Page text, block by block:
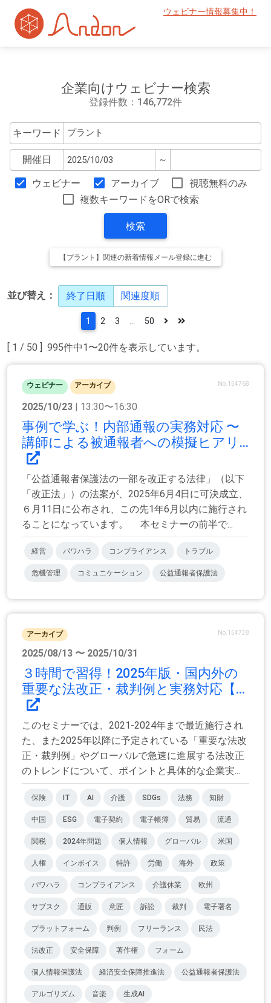
ウェビナー情報募集中！
企業向けウェビナー検索
登録件数：146,772件
キーワード
開催日 ～
ウェビナー アーカイブ
視聴無料のみ
複数キーワードをORで検索
検索
【プラント】関連の新着情報メール登録に進む
並び替え： 終了日順 関連度順
[ 1 / 50 ] 995件中1〜20件を表示しています。
1 2 3 50
ウェビナー アーカイブ No.154768
2025/10/23 | 13:30〜16:30
事例で学ぶ！内部通報の実務対応 〜
講師による被通報者への模擬ヒアリ...
「公益通報者保護法の一部を改正する法律」（以下
「改正法」）の法案が、2025年6月4日に可決成立、
６月11日に公布され、この先1年6月以内に施行され
ることになっています。 本セミナーの前半で...
経営 パワハラ コンプライアンス トラブル
危機管理 コミュニケーション 公益通報者保護法
アーカイブ No.154738
2025/08/13 〜 2025/10/31
３時間で習得！2025年版・国内外の
重要な法改正・裁判例と実務対応【...
このセミナーでは、2021-2024年まで最近施行され
た、また2025年以降に予定されている「重要な法改
正・裁判例」やグローバルで急速に進展する法改正
のトレンドについて、ポイントと具体的な企業実...
保険 IT AI 介護 SDGs 法務 知財
中国 ESG 電子契約 電子帳簿 貿易 流通
関税 2024年問題 個人情報 グローバル 米国
人権 インボイス 特許 労働 海外 政策
パワハラ コンプライアンス 介護休業 欧州
サブスク 通販 意匠 訴訟 裁判 電子署名
プラットフォーム 判例 フリーランス 民法
法改正 安全保障 著作権 フォーム
個人情報保護法 経済安全保障推進法 公益通報者保護法
アルゴリズム 音楽 生成AI